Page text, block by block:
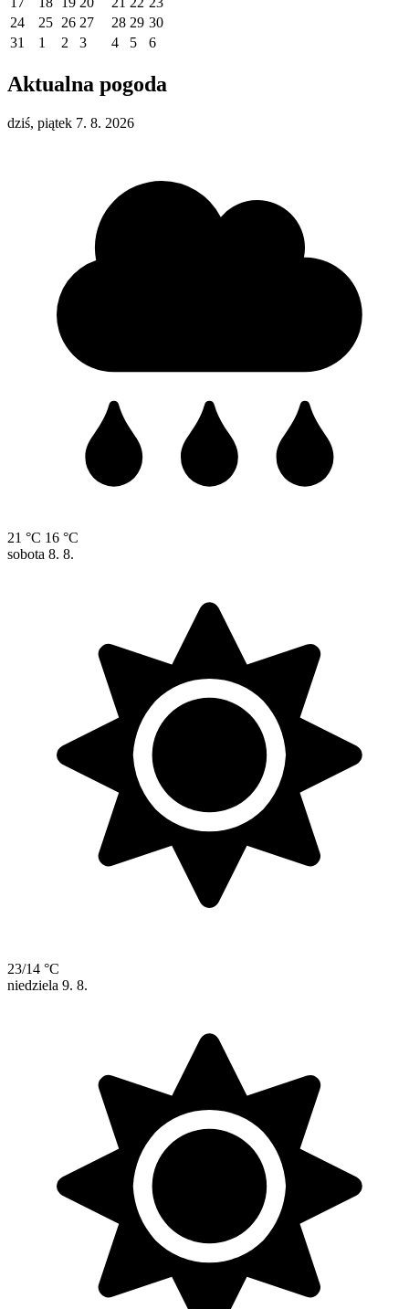
24
25 26 27 28 29 30
31
1 2 3 4 5 6
Aktualna pogoda
dziś, piątek 7. 8. 2026
21 °C 16 °C
sobota 8. 8.
23/14 °C
niedziela 9. 8.